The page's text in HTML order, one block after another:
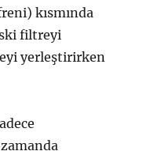
kısmında
filtreyi
yerleştirirken